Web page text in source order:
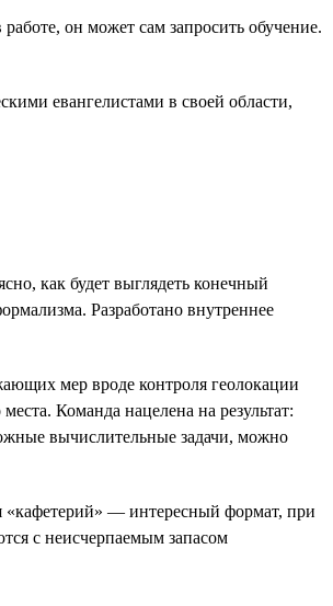
он может сам запросить обучение.
евангелистами в своей области,
как будет выглядеть конечный
Разработано внутреннее
мер вроде контроля геолокации
Команда нацелена на результат:
вычислительные задачи, можно
— интересный формат, при
с неисчерпаемым запасом